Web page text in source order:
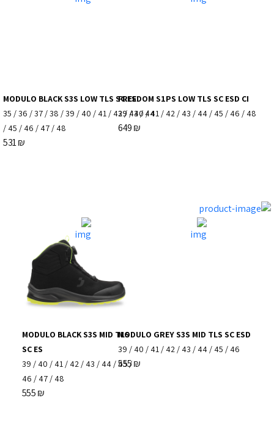
FREEDOM S1PS LOW TLS SC ESD CI
39 /40 /41 / 42 / 43 / 44 / 45 / 46 / 48
649₪
MODULO BLACK S3S LOW TLS SC ES
35 /36 /37/38 /39 / 40 / 41/ 42/ 43/ 44
/ 45 / 46 / 47/ 48
531₪
MODULO GREY S3S MID TLS SC ESD
39 / 40 / 41 / 42 / 43 / 44 / 45 / 46
555₪
MODULO BLACK S3S MID TLS
SC ES
39 / 40 / 41/ 42/ 43 / 44/45/
46 / 47/ 48
555₪